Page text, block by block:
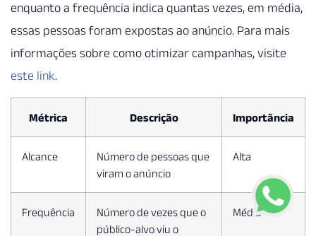
enquanto a frequência indica quantas vezes, em média,
essas pessoas foram expostas ao anúncio. Para mais
informações sobre como otimizar campanhas, visite
este link.
Métrica Descrição Importância
Alcance
Número de pessoas que
viram o anúncio
Alta
Frequência
Número de vezes que o
público-alvo viu o
Média